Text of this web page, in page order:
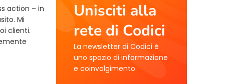
action – in
Mi
clienti.
Unisciti alla
rete di Codici
La newsletter di Codici è
uno spazio di informazione
e coinvolgimento.